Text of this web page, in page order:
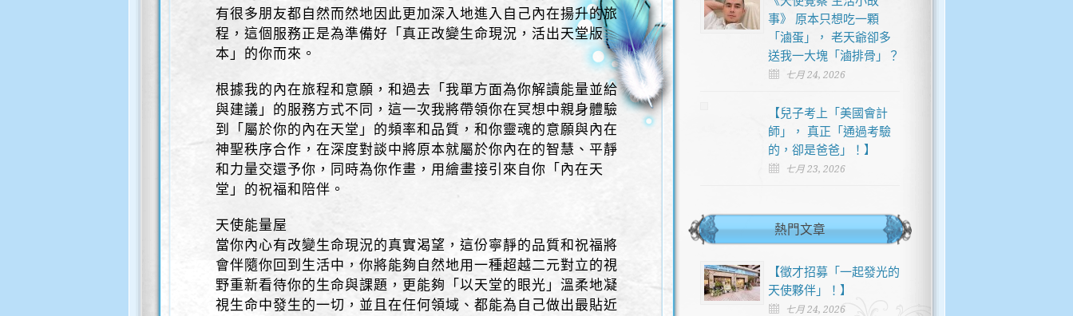
有很多朋友都自然而然地因此更加深入地進入自己內在揚升的旅
程，這個服務正是為準備好「真正改變生命現況，活出天堂版
本」的你而來。
根據我的內在旅程和意願，和過去「我單方面為你解讀能量並給
與建議」的服務方式不同，這一次我將帶領你在冥想中親身體驗
到「屬於你的內在天堂」的頻率和品質，和你靈魂的意願與內在
神聖秩序合作，在深度對談中將原本就屬於你內在的智慧、平靜
和力量交還予你，同時為你作畫，用繪畫接引來自你「內在天
堂」的祝福和陪伴。
天使能量屋
當你內心有改變生命現況的真實渴望，這份寧靜的品質和祝福將
會伴隨你回到生活中，你將能夠自然地用一種超越二元對立的視
野重新看待你的生命與課題，更能夠「以天堂的眼光」溫柔地凝
視生命中發生的一切，並且在任何領域、都能為自己做出最貼近
事》 原本只想吃一顆
「滷蛋」， 老天爺卻多
送我一大塊「滷排骨」？
七月 24, 2026
【兒子考上「美國會計
師」， 真正「通過考驗
的，卻是爸爸」！】
七月 23, 2026
熱門文章
【徵才招募「一起發光的
天使夥伴」！】
七月 24, 2026